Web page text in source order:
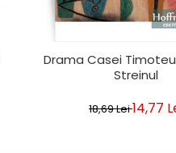
Drama Casei
Streinul
18,69 Lei14,77